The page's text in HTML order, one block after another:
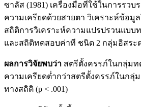
ซาลัส (1981) เครื่องมือที่ใช้ในการรว
ความเครียดด้วยสายตา วิเคราะห์ข้อ
สถิติการวิเคราะห์ความแปรปรวนแบบ
และสถิติทดสอบค่าที ชนิด 2 กลุ่มอิสระ
ผลการวิจัยพบว่า สตรีตั้งครรภ์ในกลุ่ม
ความเครียดต่ำกว่าสตรีตั้งครรภ์ในก
ทางสถิติ (p < .001)